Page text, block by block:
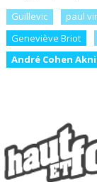
Guillevic paul
Geneviève Briot
André Cohen